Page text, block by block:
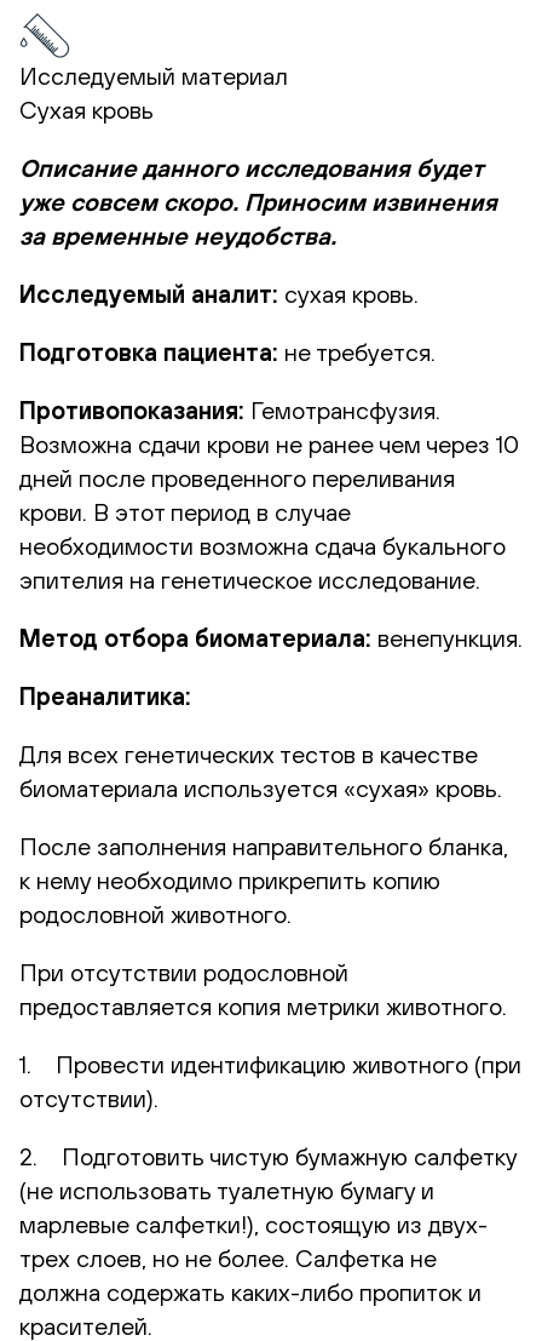
Исследуемый материал
Сухая кровь
Описание данного исследования будет
уже совсем скоро. Приносим извинения
за временные неудобства.
Исследуемый аналит: сухая кровь.
Подготовка пациента: не требуется.
Противопоказания: Гемотрансфузия.
Возможна сдачи крови не ранее чем через 10
дней после проведенного переливания
крови. В этот период в случае
необходимости возможна сдача букального
эпителия на генетическое исследование.
Метод отбора биоматериала: венепункция.
Преаналитика:
Для всех генетических тестов в качестве
биоматериала используется «сухая» кровь.
После заполнения направительного бланка,
к нему необходимо прикрепить копию
родословной животного.
При отсутствии родословной
предоставляется копия метрики животного.
1. Провести идентификацию животного (при
отсутствии).
2. Подготовить чистую бумажную салфетку
(не использовать туалетную бумагу и
марлевые салфетки!), состоящую из двух-
трех слоев, но не более. Салфетка не
должна содержать каких-либо пропиток и
красителей.